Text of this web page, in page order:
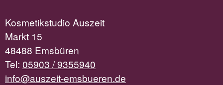
Kosmetikstudio Auszeit
Markt 15
48488 Emsbüren
Tel: 05903 / 9355940
info@auszeit-emsbueren.de